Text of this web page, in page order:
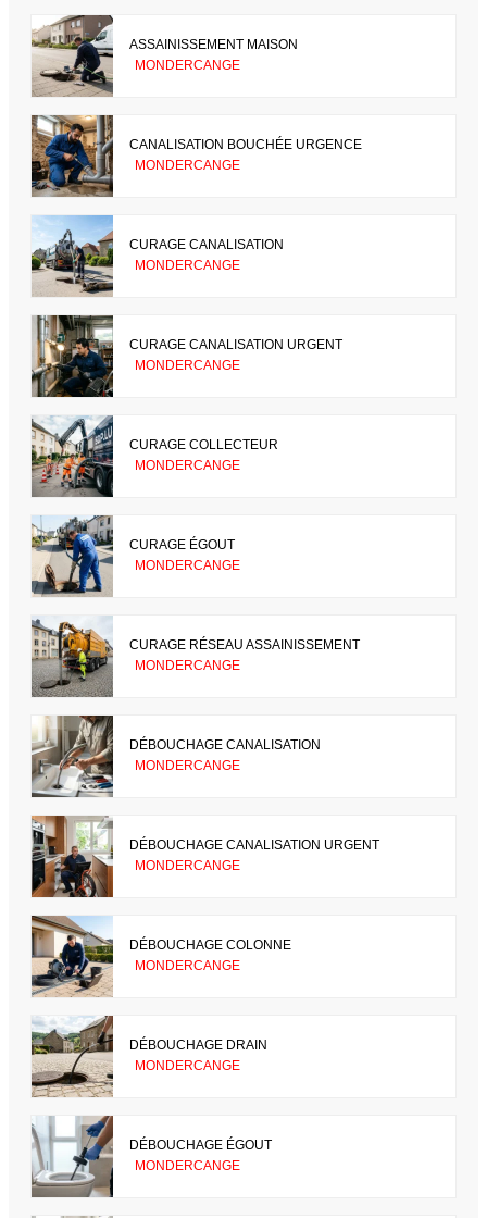
ASSAINISSEMENT MAISON
MONDERCANGE
CANALISATION BOUCHÉE URGENCE
MONDERCANGE
CURAGE CANALISATION
MONDERCANGE
CURAGE CANALISATION URGENT
MONDERCANGE
CURAGE COLLECTEUR
MONDERCANGE
CURAGE ÉGOUT
MONDERCANGE
CURAGE RÉSEAU ASSAINISSEMENT
MONDERCANGE
DÉBOUCHAGE CANALISATION
MONDERCANGE
DÉBOUCHAGE CANALISATION URGENT
MONDERCANGE
DÉBOUCHAGE COLONNE
MONDERCANGE
DÉBOUCHAGE DRAIN
MONDERCANGE
DÉBOUCHAGE ÉGOUT
MONDERCANGE